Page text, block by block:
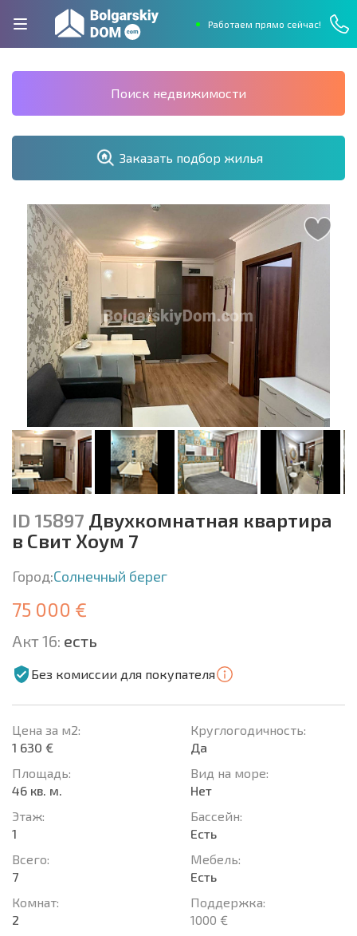
Работаем прямо сейчас!
Поиск недвижимости
Заказать подбор жилья
ID 15897 Двухкомнатная квартира
в Свит Хоум 7
Город:Солнечный берег
75 000 €
Акт 16: есть
Без комиссии для покупателя
Цена за м2:
1 630 €
Площадь:
46 кв. м.
Этаж:
1
Всего:
7
Комнат:
2
Круглогодичность:
Да
Вид на море:
Нет
Басcейн:
Есть
Мебель:
Есть
Поддержка:
1000 €